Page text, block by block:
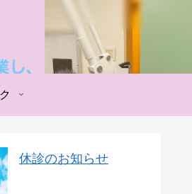
休診のお知らせ